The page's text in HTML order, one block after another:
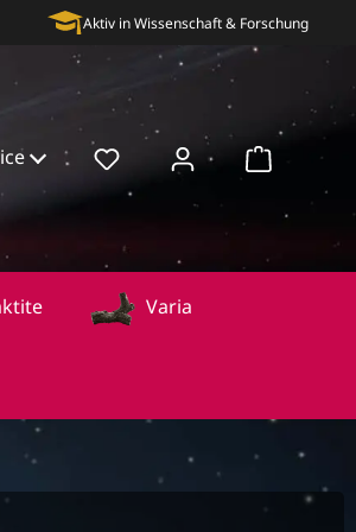
Aktiv in Wissenschaft & Forschung
Varia